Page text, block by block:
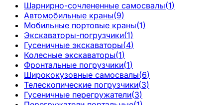
Шарнирно-сочлененные самосвалы(1)
Автомобильные краны(9)
Мобильные портовые краны(1)
Экскаваторы-погрузчики(1)
Гусеничные экскаваторы(4)
Колесные экскаваторы(1)
Фронтальные погрузчики(1)
Ширококузовные самосвалы(6)
Телескопические погрузчики(3)
Гусеничные перегружатели(3)